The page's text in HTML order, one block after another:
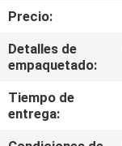
FÁBRICA
CONTROL
DE
CALIDAD
Precio:
Detalles de
empaquetado:
Tiempo de
entrega: